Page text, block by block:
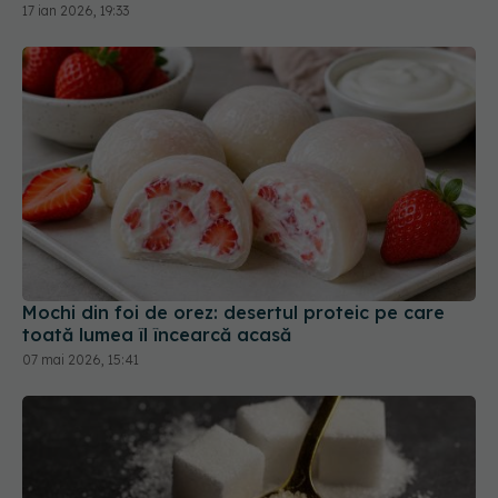
17 ian 2026, 19:33
Mochi din foi de orez: desertul proteic pe care
toată lumea îl încearcă acasă
07 mai 2026, 15:41